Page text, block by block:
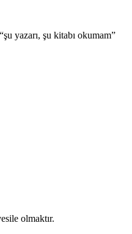
yazarı, şu kitabı okumam”
olmaktır.